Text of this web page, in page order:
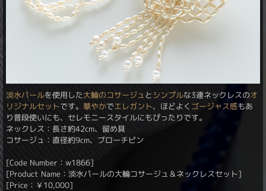
淡水パールを使用した大輪のコサージュ と シンプルな3連ネックレスのオ
リジナルセットです。 華やかでエレガント、ほどよく ゴージャス感もあ
り普段使いにも、セレモニースタイルにもぴったりです。
ネックレス：長さ約42cm、留め具
コサージュ：直径約9cm、ブローチピン
[Code Number：w1866]
[Product Name：淡水パールの大輪コサージュ＆ネックレスセット]
[Price： ￥10,000]